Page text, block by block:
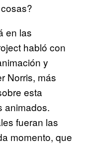
en las
habló con
y
Norris, más
esta
animados.
fueran las
momento, que